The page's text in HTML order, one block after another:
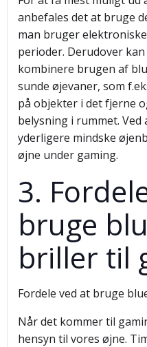
anbefales det at bruge
man bruger
perioder. Derudover
kombinere brugen af
sunde øjevaner, som
på objekter i det fjerne
belysning i rummet.
yderligere mindske
øjne under gaming.
3.
bruge
briller til
Fordele ved at bruge
Når det kommer til
hensyn til vores øjne.